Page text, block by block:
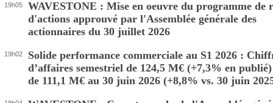
19h05
WAVESTONE : Mise en oeuvre du programme de
d'actions approuvé par l'Assemblée générale des
actionnaires du 30 juillet 2026
19h02
Solide performance commerciale au S1 2026 :
d’affaires semestriel de 124,5 M€ (+7,3% en
de 111,1 M€ au 30 juin 2026 (+8,8% vs. 30 juin